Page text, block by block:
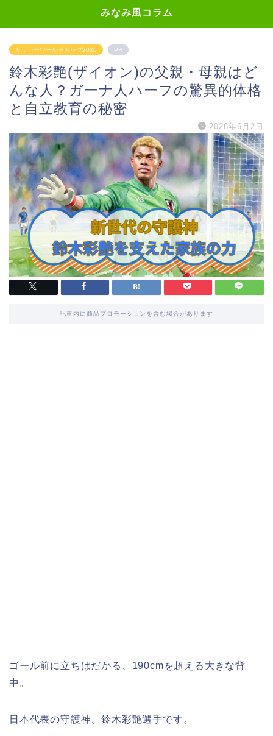
みなみ風コラム
サッカーワールドカップ2026 PR
鈴木彩艶(ザイオン)の父親・母親はど
んな人？ガーナ人ハーフの驚異的体格
と自立教育の秘密
2026年6月2日
記事内に商品プロモーションを含む場合があります
ゴール前に立ちはだかる、190cmを超える大きな背
中。
日本代表の守護神、鈴木彩艶選手です。